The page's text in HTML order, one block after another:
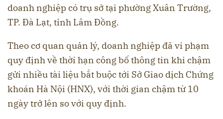
doanh nghiệp có trụ sở tại phường Xuân Trường,
TP. Đà Lạt, tỉnh Lâm Đồng.
Theo cơ quan quản lý, doanh nghiệp đã vi phạm
quy định về thời hạn công bố thông tin khi chậm
gửi nhiều tài liệu bắt buộc tới Sở Giao dịch Chứng
khoán Hà Nội (HNX), với thời gian chậm từ 10
ngày trở lên so với quy định.